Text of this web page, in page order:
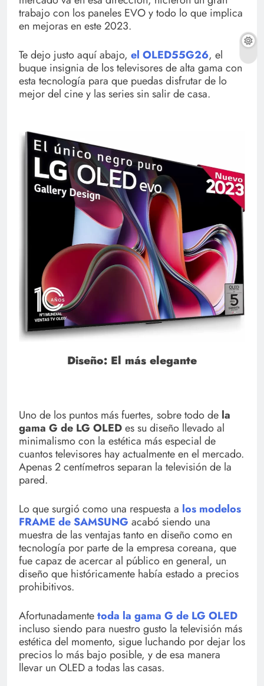
trabajo con los paneles EVO y todo lo que implica
en mejoras en este 2023.
Te dejo justo aquí abajo, el OLED55G26, el
buque insignia de los televisores de alta gama con
esta tecnología para que puedas disfrutar de lo
mejor del cine y las series sin salir de casa.
Diseño: El más elegante
Uno de los puntos más fuertes, sobre todo de la
gama G de LG OLEDes su diseño llevado al
minimalismo con la estética más especial de
cuantos televisores hay actualmente en el mercado.
Apenas 2 centímetros separan la televisión de la
pared.
Lo que surgió como una respuesta a los modelos
FRAME de SAMSUNG acabó siendo una
muestra de las ventajas tanto en diseño como en
tecnología por parte de la empresa coreana, que
fue capaz de acercar al público en general, un
diseño que históricamente había estado a precios
prohibitivos.
Afortunadamentetoda la gama G de LG OLED
incluso siendo para nuestro gusto la televisión más
estética del momento, sigue luchando por dejar los
precios lo más bajo posible, y de esa manera
llevar un OLED a todas las casas.